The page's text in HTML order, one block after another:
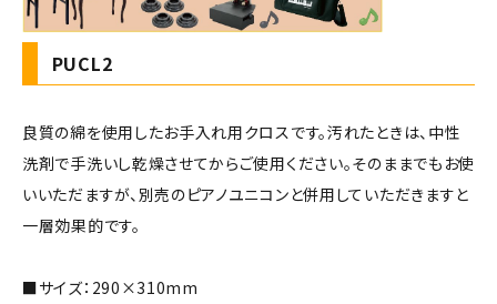
PUCL2
良質の綿を使用したお手入れ用クロスです。汚れたときは、中性
洗剤で手洗いし乾燥させてからご使用ください。そのままでもお使
いいただますが、別売のピアノユニコンと併用していただきますと
一層効果的です。
■サイズ：290×310mm